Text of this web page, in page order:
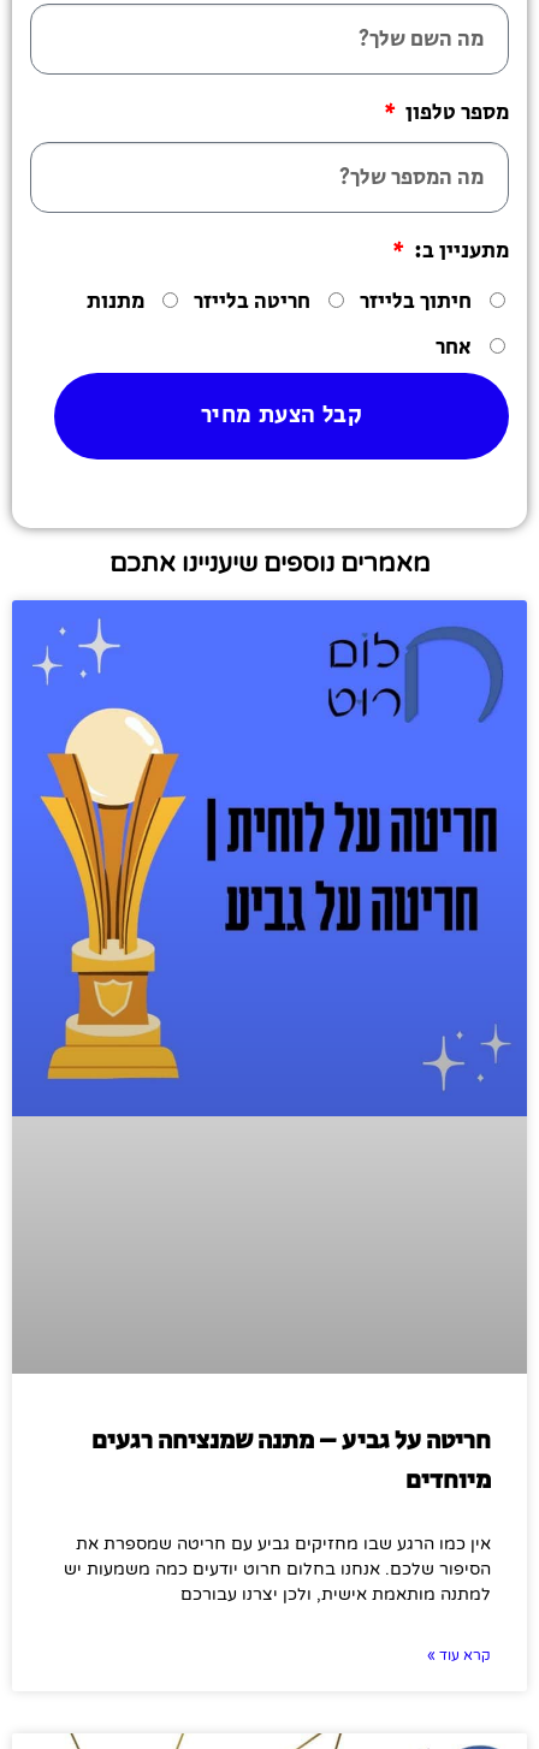
מספר טלפון
מתעניין ב:
חיתוך בלייזר
חריטה בלייזר
מתנות
אחר
קבל הצעת מחיר
מאמרים נוספים שיעניינו אתכם
חריטה על גביע – מתנה שמנציחה רגעים
מיוחדים
אין כמו הרגע שבו מחזיקים גביע עם חריטה שמספרת את
הסיפור שלכם. אנחנו בחלום חרוט יודעים כמה משמעות יש
למתנה מותאמת אישית, ולכן יצרנו עבורכם
קרא עוד »